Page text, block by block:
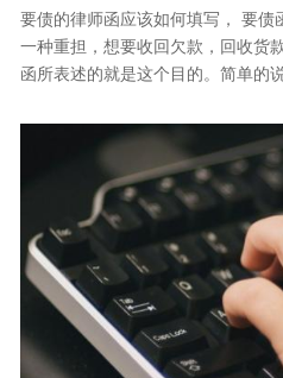
要债的律师函应该如何填写， 要债
一种重担，想要收回欠款，回收货
函所表述的就是这个目的。简单的